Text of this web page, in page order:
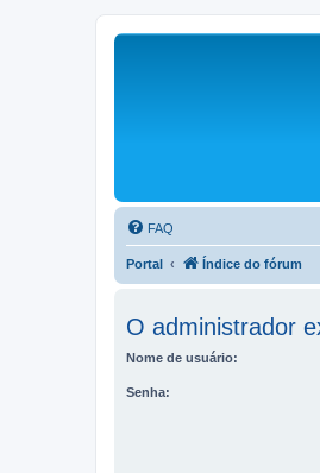
FAQ
Portal Índice do fórum
O administrador
Nome de usuário:
Senha: